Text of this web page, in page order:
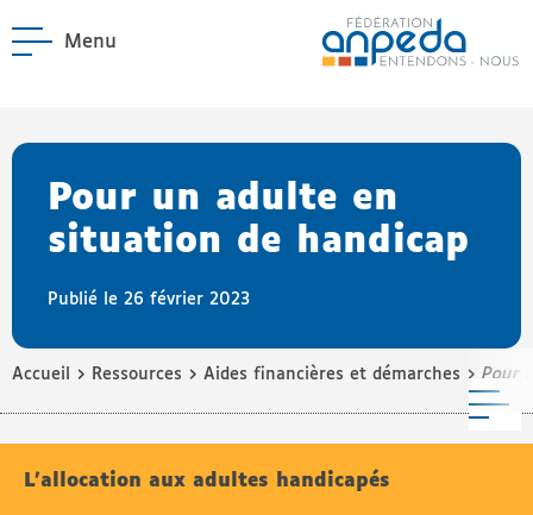
Menu
Pour un adulte en
situation de handicap
Publié le 26 février 2023
Accueil › Ressources › Aides financières et démarches › Pour
L’allocation aux adultes handicapés